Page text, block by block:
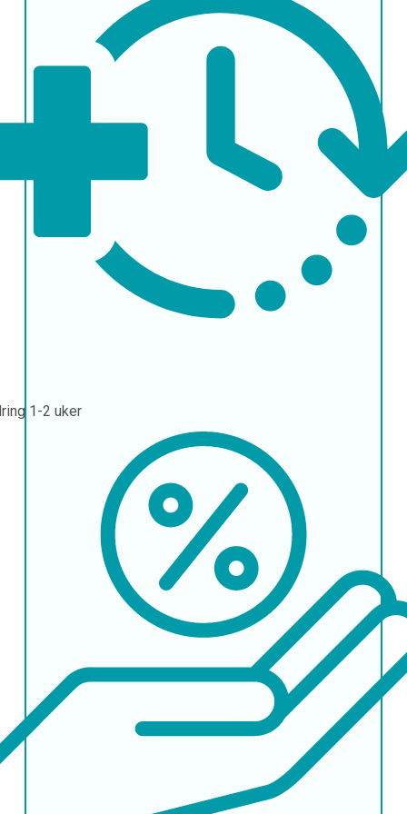
1-2 uker